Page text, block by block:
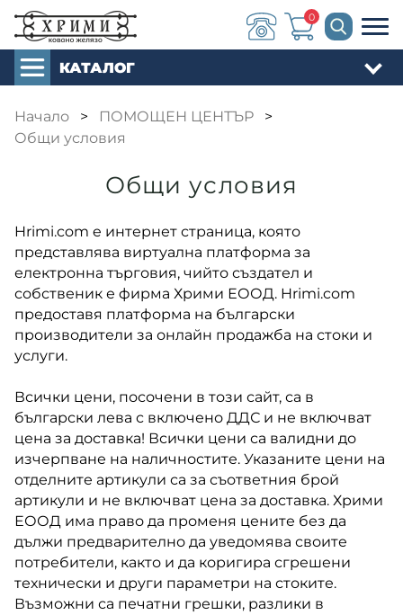
0
КАТАЛОГ
Начало > ПОМОЩЕН ЦЕНТЪР
>
Общи условия
Общи условия
Hrimi.com e интернет страница, която
представлява виртуална платформа за
електронна търговия, чийто създател и
собственик е фирма Хрими ЕООД. Hrimi.com
предоставя платформа на български
производители за онлайн продажба на стоки и
услуги.
Всички цени, посочени в този сайт, са в
български лева с включено ДДС и не включват
цена за доставка! Всички цени са валидни до
изчерпване на наличностите. Указаните цени на
отделните артикули са за съответния брой
артикули и не включват цена за доставка. Хрими
ЕООД има право да променя цените без да
дължи предварително да уведомява своите
потребители, както и да коригира сгрешени
технически и други параметри на стоките.
Възможни са печатни грешки, разлики в